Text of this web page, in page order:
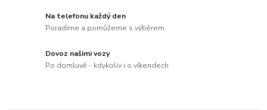
Na telefonu každý den
Poradíme a pomůžeme s výběrem
Dovoz našimi vozy
Po domluvě - kdykoliv i o víkendech